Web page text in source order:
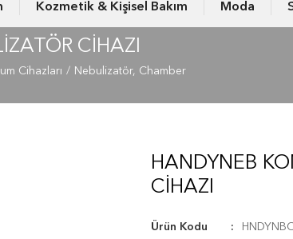
Kozmetik & Kişisel Bakım Moda
CIHAZI
Cihazları Nebulizatör, Chamber
HANDYNEB
CIHAZI
Ürün Kodu